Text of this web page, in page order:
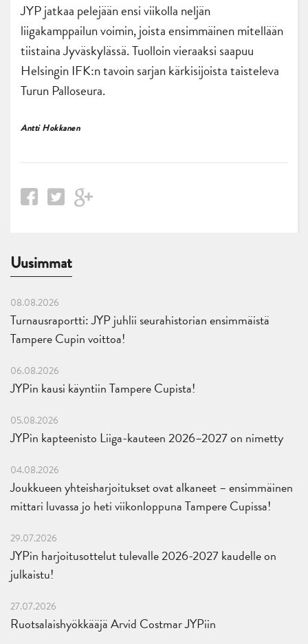
JYP jatkaa pelejään ensi viikolla neljän
liigakamppailun voimin, joista ensimmäinen mitellään
tiistaina Jyväskylässä. Tuolloin vieraaksi saapuu
Helsingin IFK:n tavoin sarjan kärkisijoista taisteleva
Turun Palloseura.
Antti Hokkanen
Uusimmat
08.08.2026
Turnausraportti: JYP juhlii seurahistorian ensimmäistä
Tampere Cupin voittoa!
06.08.2026
JYPin kausi käyntiin Tampere Cupista!
05.08.2026
JYPin kapteenisto Liiga-kauteen 2026–2027 on nimetty
04.08.2026
Joukkueen yhteisharjoitukset ovat alkaneet – ensimmäinen
mittari luvassa jo heti viikonloppuna Tampere Cupissa!
29.07.2026
JYPin harjoitusottelut tulevalle 2026-2027 kaudelle on
julkaistu!
27.07.2026
Ruotsalaishyökkääjä Arvid Costmar JYPiin